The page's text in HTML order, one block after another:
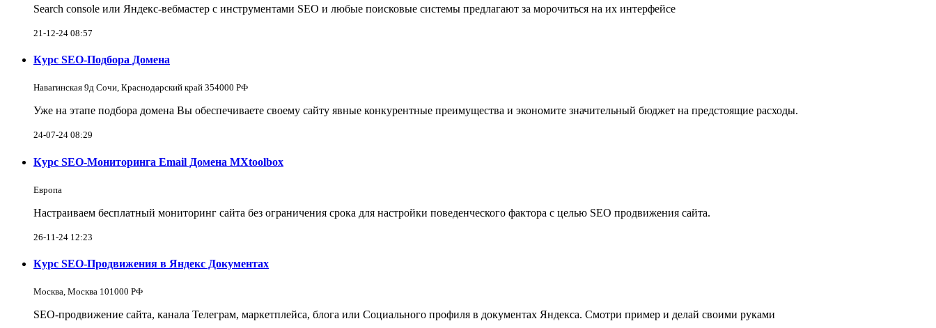
Search console или Яндекс-вебмастер с инструментами SEO и любые поисковые системы предлагают за морочиться на их интерфейсе
21-12-24 08:57
Курс SEO-Подбора Домена
Навагинская 9д Сочи, Краснодарский край 354000 РФ
Уже на этапе подбора домена Вы обеспечиваете своему сайту явные конкурентные преимущества и экономите значительный бюджет на предстоящие расходы.
24-07-24 08:29
Курс SEO-Мониторинга Email Домена MXtoolbox
Европа
Настраиваем бесплатный мониторинг сайта без ограничения срока для настройки поведенческого фактора с целью SEO продвижения сайта.
26-11-24 12:23
Курс SEO-Продвижения в Яндекс Документах
Москва, Москва 101000 РФ
SEO-продвижение сайта, канала Телеграм, маркетплейса, блога или Социального профиля в документах Яндекса. Смотри пример и делай своими руками